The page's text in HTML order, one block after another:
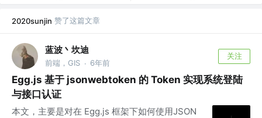
2020sunjin 赞了这篇文章
蓝波丶坎迪
前端，GIS · 6年前
关注
Egg.js 基于 jsonwebtoken 的 Token 实现系统登陆
与接口认证
本文，主要是对在 Egg.js 框架下如何使用JSON